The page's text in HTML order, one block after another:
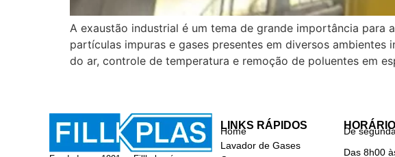
A exaustão industrial é um tema de grande importância para
partículas impuras e gases presentes em diversos
do ar, controle de temperatura e remoção de poluentes em
LINKS RÁPIDOS
Home
Lavador de Gases
De
Das 8h00